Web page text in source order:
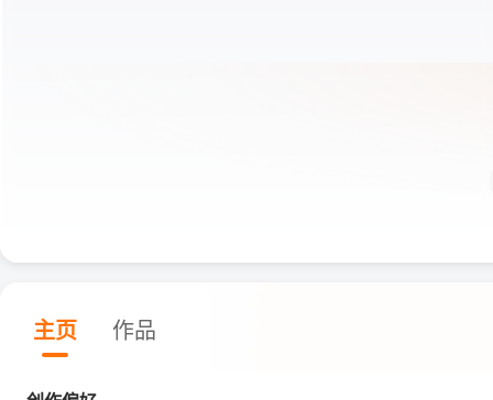
主页 作品